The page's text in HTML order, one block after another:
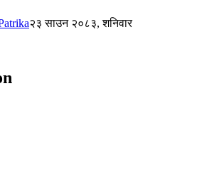
२३ साउन २०८३, शनिवार